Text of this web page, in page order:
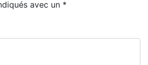
avec un *